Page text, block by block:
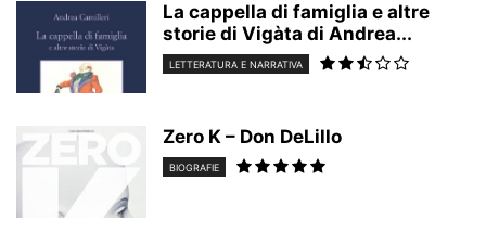
La cappella di famiglia e altre
storie di Vigàta di Andrea...
LETTERATURA E NARRATIVA
Zero K – Don DeLillo
BIOGRAFIE